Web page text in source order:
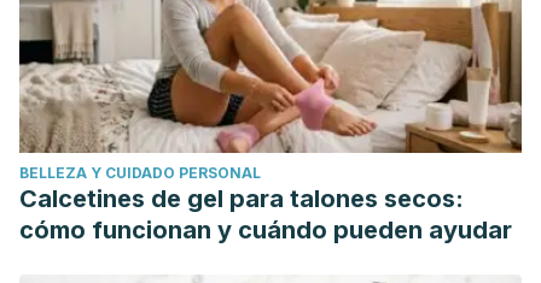
Cabeza Martínez, R., Leis Dosil, V., & Suárez Fernández, R.
(2006). Uñas y enfermedades sistémicas. Piel.
https://doi.org/10.1016/S0213-9251(06)72531-X
Agur, M., & Grant., D. (2007). Tejidos. Membranas. Piel.
Derivados De La Piel. Atlas de Anatomía.
https://doi.org/10.1016/S0901-5027
BELLEZA Y CUIDADO PERSONAL
Calcetines de gel para talones secos:
cómo funcionan y cuándo pueden ayudar